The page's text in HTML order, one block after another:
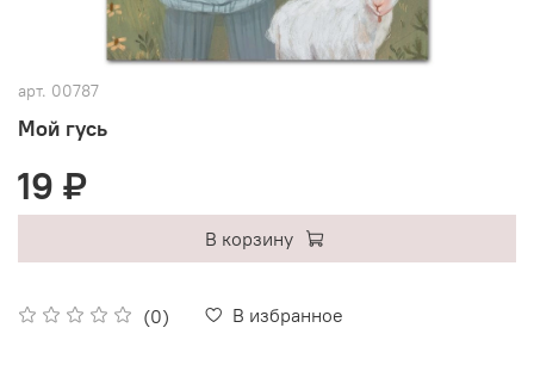
арт. 00787
Мой гусь
(0) В избранное
19 ₽
В корзину